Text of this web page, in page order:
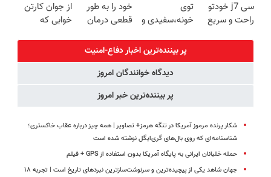
درب منزل
پرداخت قسطی
بفروش
سی j7 خودتو
راحت و سریع
توی
خونه،سفیدی و
برگردون
(40%off)
خود را به طور
قطعی درمان
◗پرسش‌نامه◖
از جوان کارتن
خوابی که
پر بیننده‌ترین اخبار دفاع-امنیت
دیدگاه خوانندگان امروز
پر بیننده‌ترین خبر امروز
شکار پرنده مرموز آمریکا در تنگه هرمز+ تصاویر | همه چیز درباره عقاب خاکستری؛
شناسنامه‌ای که روی بال‌های گری‌ایگل نوشته شده است
حمله خلبانان ایرانی به پایگاه آمریکا بدون استفاده از GPS + فیلم
جهان شاهد یکی از پیچیده‌ترین و سرنوشت‌سازترین نبردهای تاریخ است | تجربه ۱۸